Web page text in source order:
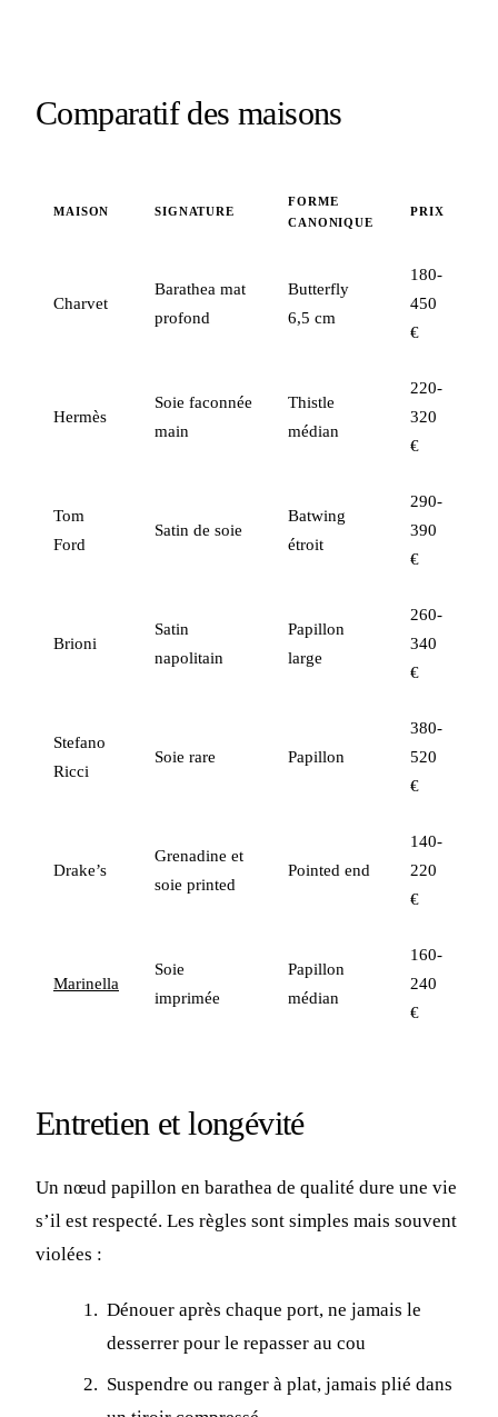
Comparatif des maisons
MAISON SIGNATURE
FORME
CANONIQUE
PRIX
Charvet
Barathea mat
profond
Butterfly
6,5 cm
180-
450
€
Hermès
Soie faconnée
main
Thistle
médian
220-
320
€
Tom
Ford
Satin de soie
Batwing
étroit
290-
390
€
Brioni
Satin
napolitain
Papillon
large
260-
340
€
Stefano
Ricci
Soie rare Papillon
380-
520
€
Drake’s
Grenadine et
soie printed
Pointed end
140-
220
€
Marinella
Soie
imprimée
Papillon
médian
160-
240
€
Entretien et longévité
Un nœud papillon en barathea de qualité dure une vie
s’il est respecté. Les règles sont simples mais souvent
violées :
Dénouer après chaque port, ne jamais le
desserrer pour le repasser au cou
Suspendre ou ranger à plat, jamais plié dans